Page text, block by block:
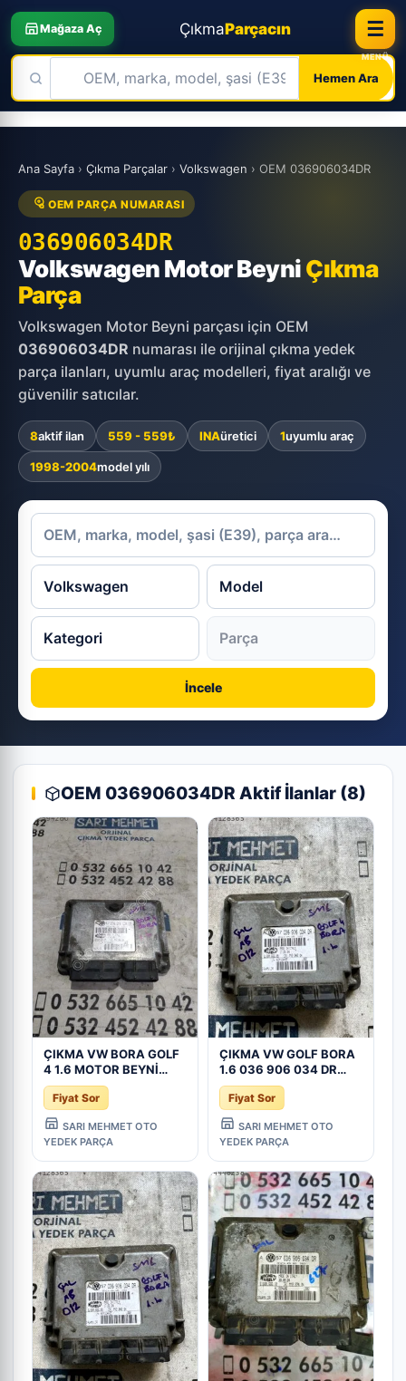
Mağaza Aç ÇıkmaParçacın
Hemen Ara
☰
Skip
content
Ana Sayfa › Çıkma Parçalar › Volkswagen › OEM 036906034DR
OEM PARÇA NUMARASI
036906034DR
Volkswagen Motor BeyniÇıkma
Parça
Volkswagen Motor Beyni parçası için OEM
036906034DR numarası ile orijinal çıkma yedek
parça ilanları, uyumlu araç modelleri, fiyat aralığı ve
güvenilir satıcılar.
8aktif ilan 559 - 559₺ INAüretici 1uyumlu araç
1998-2004model yılı
İncele
OEM 036906034DR Aktif İlanlar (8)
ÇIKMA VW BORA GOLF
4 1.6 MOTOR BEYNİ
036906034DR - Konya
Çıkma Parça
Fiyat Sor
SARI MEHMET OTO
YEDEK PARÇA
ÇIKMA VW GOLF BORA
1.6 036 906 034 DR
036906034DR MOTOR
BEYNİ - Konya Çıkma
Parça
Fiyat Sor
SARI MEHMET OTO
YEDEK PARÇA